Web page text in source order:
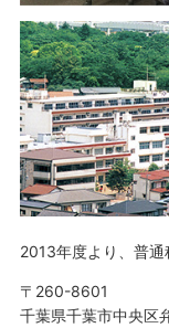
2013年度より、普通
〒260-8601
千葉県千葉市中央区